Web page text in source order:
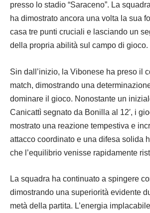
presso lo stadio “Saraceno”. La
ha dimostrato ancora una volta la sua
casa tre punti cruciali e lasciando un
della propria abilità sul campo di gioco.
Sin dall’inizio, la Vibonese ha preso il
match, dimostrando una
dominare il gioco. Nonostante un
Canicattì segnato da Bonilla al 12′, i
mostrato una reazione tempestiva e
attacco coordinato e una difesa solida
che l’equilibrio venisse rapidamente
La squadra ha continuato a spingere
dimostrando una superiorità evidente
metà della partita. L’energia